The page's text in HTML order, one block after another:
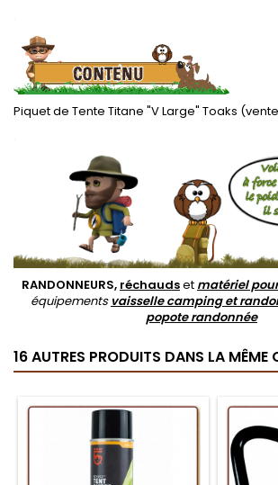
.
Piquet de Tente Titane "V Large" Toaks
.
RANDONNEURS, réchaudset matériel
équipements vaisselle camping et
popote randonnée
16 AUTRES PRODUITS DANS LA MÊME